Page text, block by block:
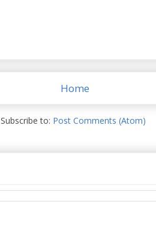
Home
Subscribe to: Post Comments (Atom)